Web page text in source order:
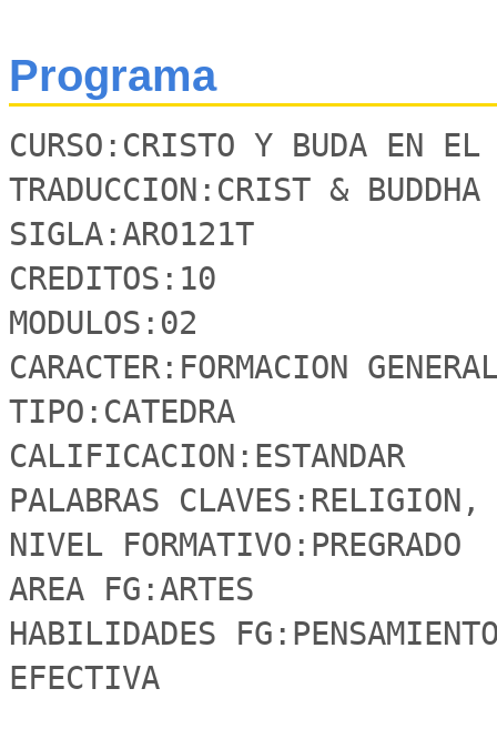
Programa
CURSO:CRISTO Y BUDA EN EL
TRADUCCION:CRIST &
SIGLA:ARO121T
CREDITOS:10
MODULOS:02
CARACTER:FORMACION
TIPO:CATEDRA
CALIFICACION:ESTANDAR
PALABRAS
NIVEL FORMATIVO:PREGRADO
AREA FG:ARTES
HABILIDADES
EFECTIVA